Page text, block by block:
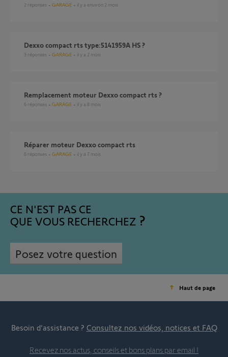
2 réponses GARAGE il y a environ 2 mois
Dexxo compact rts type:5141959A HS ?
9 réponses GARAGE il y a 2 mois
Remplacement moteur Dexxo compact rts ?
6 réponses GARAGE il y a 8 mois
Réparer moteur Dexxo compact rts
6 réponses GARAGE il y a 7 mois
CE N'EST PAS CE
QUE VOUS RECHERCHEZ
Posez votre question
Haut de page
Besoin d’assistance ? Consultez nos vidéos, notices et FAQ
Recevez nos actus, conseils et bons plans par email !